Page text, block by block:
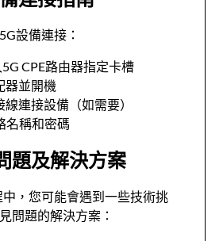
設備連接：
CPE路由器指定卡槽
器並開機
連接設備（如需要）
名稱和密碼
題及解決方案
，您可能會遇到一些技術挑
問題的解決方案：